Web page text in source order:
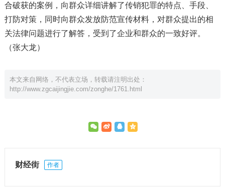
合破获的案例，向群众详细讲解了传销犯罪的特点、手段、
打防对策，同时向群众发放防范宣传材料，对群众提出的相
关法律问题进行了解答，受到了企业和群众的一致好评。
（张大龙）
本文来自网络，不代表立场，转载请注明出处：
http://www.zgcaijingjie.com/zonghe/1761.html
财经街 作者